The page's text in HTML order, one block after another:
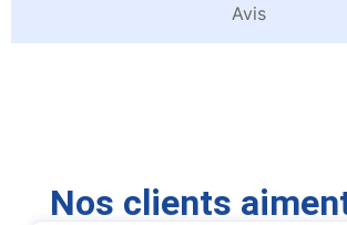
Avis
Nos clients